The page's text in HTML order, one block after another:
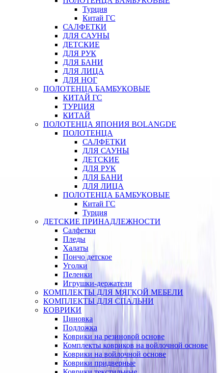
Турция
Китай ГС
САЛФЕТКИ
ДЛЯ САУНЫ
ДЕТСКИЕ
ДЛЯ РУК
ДЛЯ БАНИ
ДЛЯ ЛИЦА
ДЛЯ НОГ
ПОЛОТЕНЦА БАМБУКОВЫЕ
КИТАЙ ГС
ТУРЦИЯ
КИТАЙ
ПОЛОТЕНЦА ЯПОНИЯ BOLANGDE
ПОЛОТЕНЦА
САЛФЕТКИ
ДЛЯ САУНЫ
ДЕТСКИЕ
ДЛЯ РУК
ДЛЯ БАНИ
ДЛЯ ЛИЦА
ПОЛОТЕНЦА БАМБУКОВЫЕ
Китай ГС
Турция
ДЕТСКИЕ ПРИНАДЛЕЖНОСТИ
Салфетки
Пледы
Халаты
Пончо детское
Уголки
Пеленки
Игрушки-держатели
КОМПЛЕКТЫ ДЛЯ МЯГКОЙ МЕБЕЛИ
КОМПЛЕКТЫ ДЛЯ СПАЛЬНИ
КОВРИКИ
Циновка
Подложка
Коврики на резиновой основе
Комплекты ковриков на войлочной основе
Коврики на войлочной основе
Коврики придверные